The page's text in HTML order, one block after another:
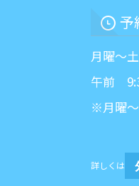
予
月曜～
午前
※月曜～
詳しくは